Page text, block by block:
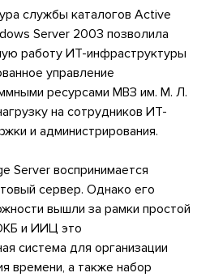
службы каталогов Active
Server 2003 позволила
работу ИТ-инфраструктуры
управление
ресурсами МВЗ им. М. Л.
на сотрудников ИТ-
и администрирования.
Server воспринимается
сервер. Однако его
вышли за рамки простой
и ИИЦ это
система для организации
времени, а также набор